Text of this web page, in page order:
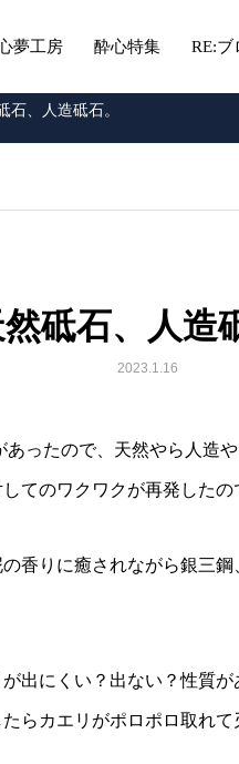
夢工房 酔心特集 RE:ブ
石、人造砥石。
砥石、人造
2023.1.16
ったので、天然やら人造
てのワクワクが再発したの
香りに癒されながら銀三
出にくい？出ない？性質が
らカエリがポロポロ取れて